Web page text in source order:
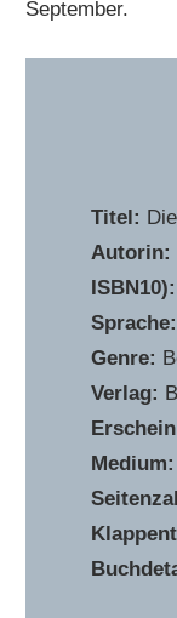
September.
Titel:
Autorin:
Sprache:
Genre:
Verlag:
Medium: